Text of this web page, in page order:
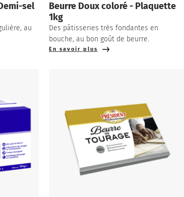
sel
au
Beurre Doux coloré - Plaquette
1kg
Des pâtisseries très fondantes en
bouche, au bon goût de beurre.
En savoir plus